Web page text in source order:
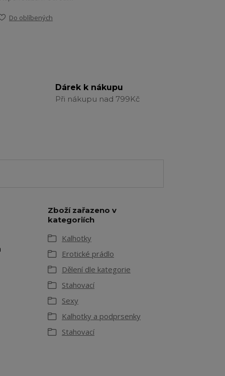
Do oblíbených
Dárek k nákupu
Při nákupu nad 799Kč
Zboží zařazeno v
kategoriích
Kalhotky
Erotické prádlo
Dělení dle kategorie
Stahovací
Sexy
Kalhotky a podprsenky
Stahovací